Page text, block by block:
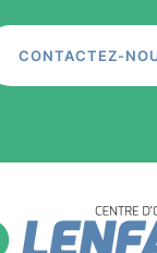
CONTACTEZ-